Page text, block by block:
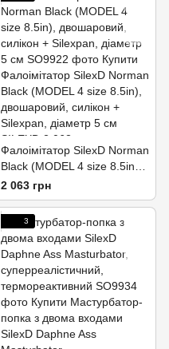
Фалоімітатор SilexD Norman
Black (MODEL 4 size 8.5in),
двошаровий, силікон +
Silexpan, діаметр 5 см
2 063 грн
3